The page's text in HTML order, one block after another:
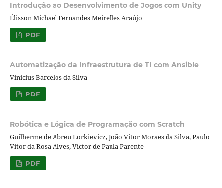
Introdução ao Desenvolvimento de Jogos com Unity
Élisson Michael Fernandes Meirelles Araújo
PDF
Automatização da Infraestrutura de TI com Ansible
Vinicius Barcelos da Silva
PDF
Robótica e Lógica de Programação com Scratch
Guilherme de Abreu Lorkievicz, João Vitor Moraes da Silva, Paulo
Vítor da Rosa Alves, Victor de Paula Parente
PDF